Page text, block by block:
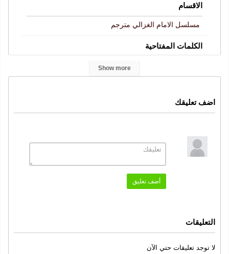
الاقسام
مسلسل الامام الغزالي مترجم
الكلمات المفتاحية
الامام الغزالي, مسلسل الامام الغزالي
الامام الغزالي مترجم مسلسل الامام الغزالي قرمزي
النوع
الممثلون
جورهان التونداشلار, كانير كورتاران
بوراك تامدوجان
2026
الجودة
Show more
اضف تعليقك
أضف تعليق
التعليقات
لا توجد تعليقات حتي الآن